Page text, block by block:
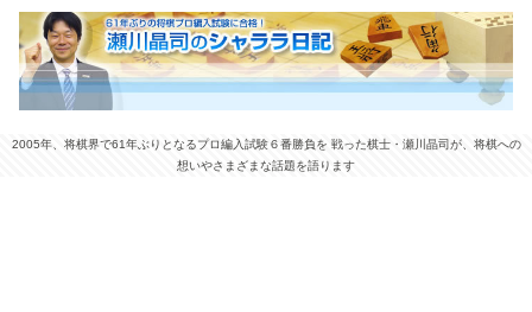
2005年、将棋界で61年ぶりとなるプロ編入試験６番勝負を 戦った棋士・瀬川晶司が、将棋への
想いやさまざまな話題を語ります